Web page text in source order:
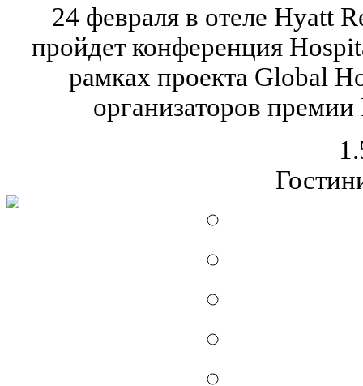
24 февраля в отеле Hyatt
пройдет конференция
рамках проекта Global
организаторов